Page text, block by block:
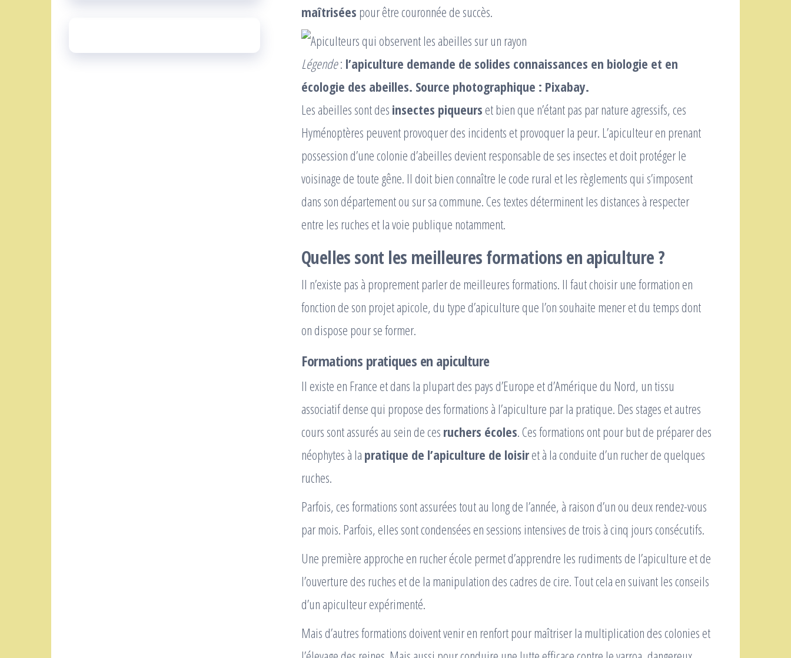
maîtrisées pour être couronnée de succès.
Légende: l’apiculture demande de solides connaissances en biologie et en
écologie des abeilles. Source photographique : Pixabay.
Les abeilles sont des insectes piqueurs et bien que n’étant pas par nature agressifs, ces
Hyménoptères peuvent provoquer des incidents et provoquer la peur. L’apiculteur en prenant
possession d’une colonie d’abeilles devient responsable de ses insectes et doit protéger le
voisinage de toute gêne. Il doit bien connaître le code rural et les règlements qui s’imposent
dans son département ou sur sa commune. Ces textes déterminent les distances à respecter
entre les ruches et la voie publique notamment.
Quelles sont les meilleures formations en apiculture ?
Il n’existe pas à proprement parler de meilleures formations. Il faut choisir une formation en
fonction de son projet apicole, du type d’apiculture que l’on souhaite mener et du temps dont
on dispose pour se former.
Formations pratiques en apiculture
Il existe en France et dans la plupart des pays d’Europe et d’Amérique du Nord, un tissu
associatif dense qui propose des formations à l’apiculture par la pratique. Des stages et autres
cours sont assurés au sein de ces ruchers écoles. Ces formations ont pour but de préparer des
néophytes à la pratique de l’apiculture de loisiret à la conduite d’un rucher de quelques
ruches.
Parfois, ces formations sont assurées tout au long de l’année, à raison d’un ou deux rendez-vous
par mois. Parfois, elles sont condensées en sessions intensives de trois à cinq jours consécutifs.
Une première approche en rucher école permet d’apprendre les rudiments de l’apiculture et de
l’ouverture des ruches et de la manipulation des cadres de cire. Tout cela en suivant les conseils
d’un apiculteur expérimenté.
Mais d’autres formations doivent venir en renfort pour maîtriser la multiplication des colonies et